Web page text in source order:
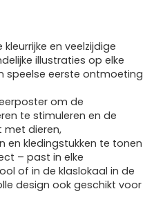
en veelzijdige
illustraties op elke
speelse eerste ontmoeting
om de
te stimuleren en de
met dieren,
en kledingstukken te tonen
– past in elke
of in de klaslokaal in de
design ook geschikt voor